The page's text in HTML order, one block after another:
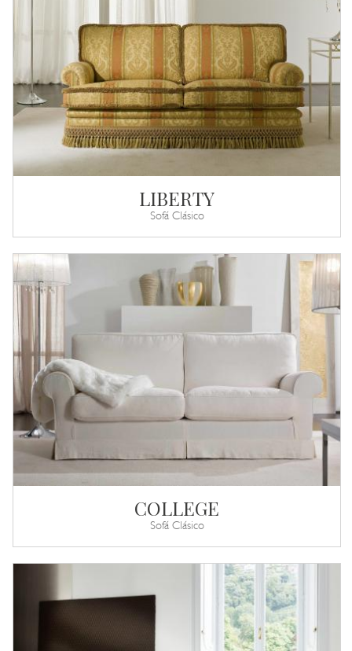
LIBERTY
Sofá Clásico
COLLEGE
Sofá Clásico